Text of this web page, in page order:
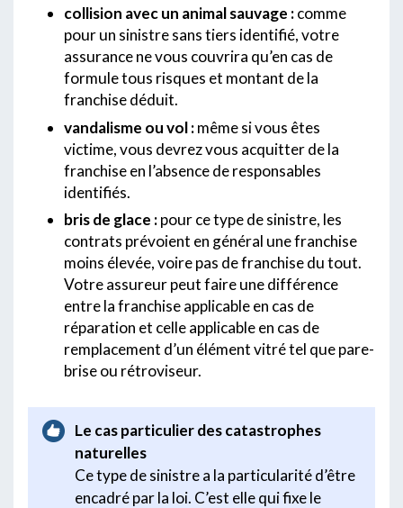
collision avec un animal sauvage :comme
pour un sinistre sans tiers identifié, votre
assurance ne vous couvrira qu’en cas de
formule tous risques et montant de la
franchise déduit.
vandalisme ou vol :même si vous êtes
victime, vous devrez vous acquitter de la
franchise en l’absence de responsables
identifiés.
bris de glace :pour ce type de sinistre, les
contrats prévoient en général une franchise
moins élevée, voire pas de franchise du tout.
Votre assureur peut faire une différence
entre la franchise applicable en cas de
réparation et celle applicable en cas de
remplacement d’un élément vitré tel que pare-
brise ou rétroviseur.
Le cas particulier des catastrophes
naturelles
Ce type de sinistre a la particularité d’être
encadré par la loi. C’est elle qui fixe le